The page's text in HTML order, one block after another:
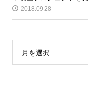
2018.09.28
月を選択